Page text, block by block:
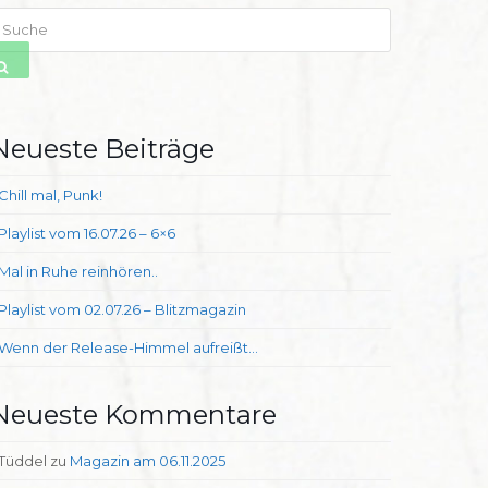
Beiträge
mal, Punk!
vom 16.07.26 – 6×6
in Ruhe reinhören..
vom 02.07.26 – Blitzmagazin
der Release-Himmel aufreißt…
Kommentare
zu Magazin am 06.11.2025